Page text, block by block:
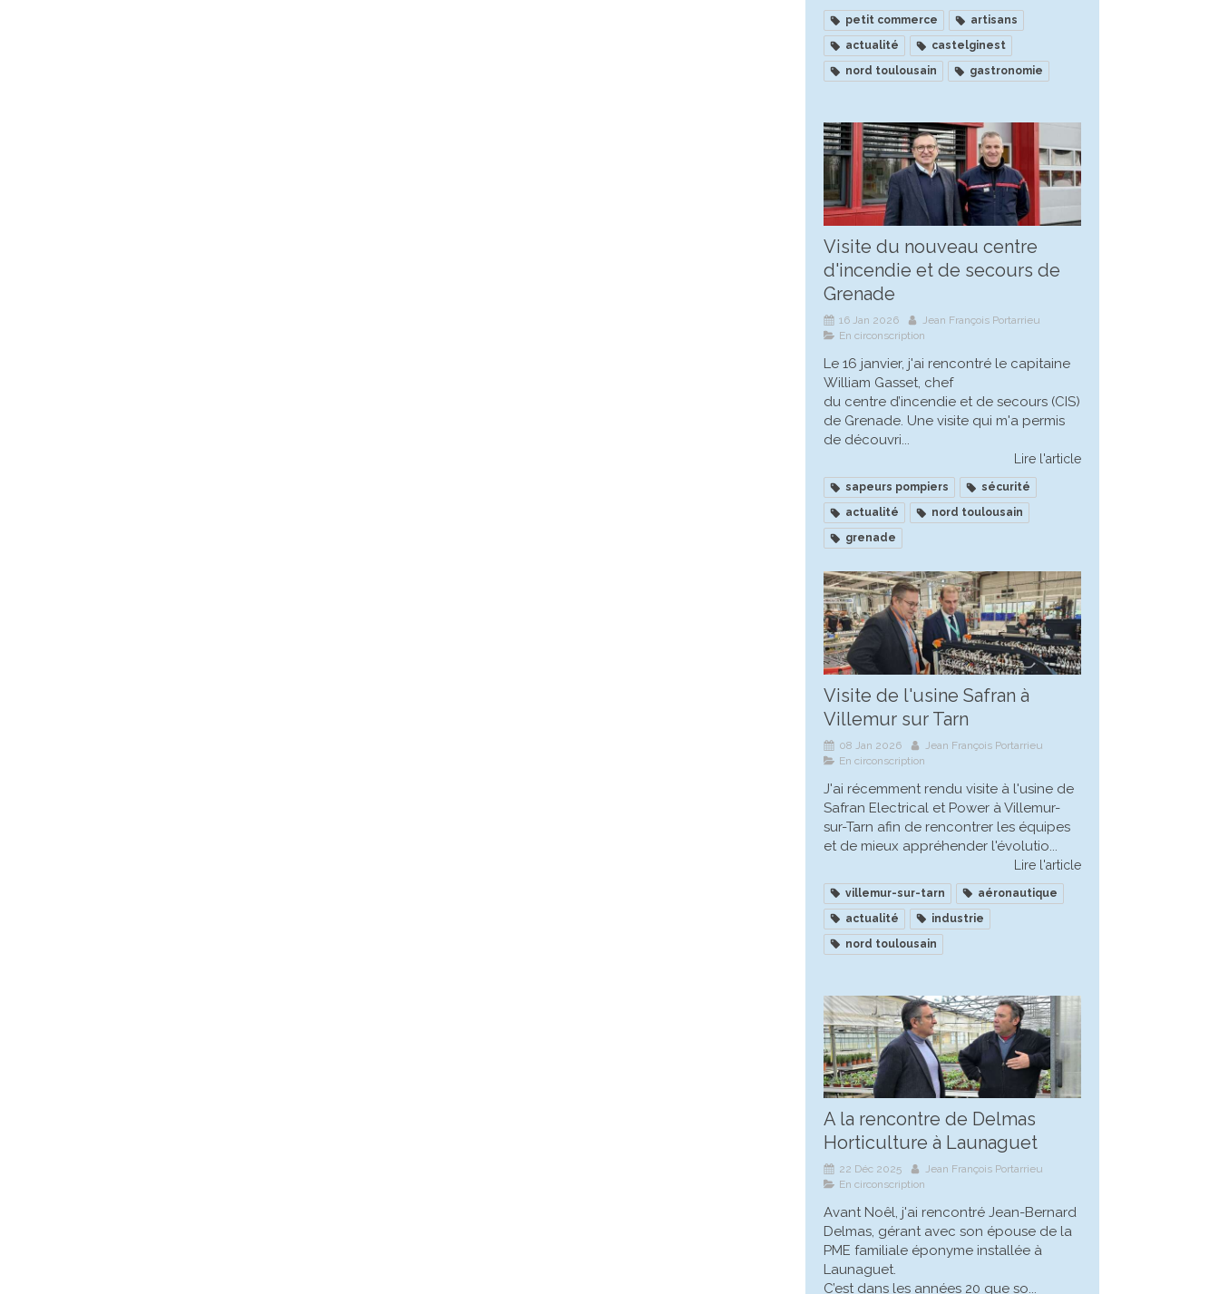
petit commerce
artisans
actualité
castelginest
nord toulousain
gastronomie
Visite du nouveau centre
d'incendie et de secours de
Grenade
16 Jan 2026
Jean François Portarrieu
En circonscription
Le 16 janvier, j'ai rencontré le capitaine
William Gasset, chef
du centre d’incendie et de secours (CIS)
de Grenade. Une visite qui m'a permis
de découvri...
Lire l'article
sapeurs pompiers
sécurité
actualité
nord toulousain
grenade
Visite de l'usine Safran à
Villemur sur Tarn
08 Jan 2026
Jean François Portarrieu
En circonscription
J'ai récemment rendu visite à l'usine de
Safran Electrical et Power à Villemur-
sur-Tarn afin de rencontrer les équipes
et de mieux appréhender l'évolutio...
Lire l'article
villemur-sur-tarn
aéronautique
actualité
industrie
nord toulousain
A la rencontre de Delmas
Horticulture à Launaguet
22 Déc 2025
Jean François Portarrieu
En circonscription
Avant Noêl, j'ai rencontré Jean-Bernard
Delmas, gérant avec son épouse de la
PME familiale éponyme installée à
Launaguet.
C’est dans les années 20 que so...